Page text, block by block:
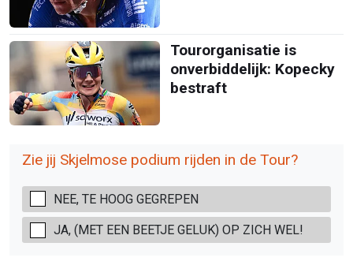
Tourorganisatie is
onverbiddelijk: Kopecky
bestraft
Zie jij Skjelmose podium rijden in de Tour?
NEE, TE HOOG GEGREPEN
JA, (MET EEN BEETJE GELUK) OP ZICH WEL!